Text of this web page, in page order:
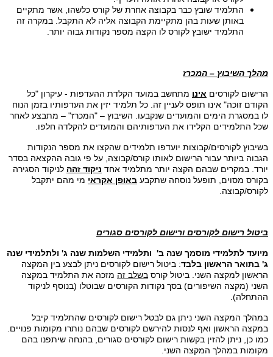
התלמיד שובץ כבר בקבוצה אחרת של קורס כלשהו, אשר מתקיים
באותן שעות בהן מתקיימת הקבוצה אליה לא התקבל. במקרה זה
התלמיד ישובץ לקורס לו הקצה מספר נקודות גבוה יותר.
מהלך השיבוץ – המכרז
הרישום לקורסים אינו מתחשב במועד הקלדת ההעדפות - עיקרון "כל
הקודם זוכה" אינו תופס לעניין זה. כל תלמיד יזין את העדפותיו בזמן הנוח
לו במסגרת הימים והמועדים שנקבעו. השיבוץ – "המכרז" – מתבצע לאחר
שכל התלמידים הקלידו את העדפותיהם והמועדים להקלדה חלפו.
בשיבוץ לקורסים/קבוצות יועדפו תלמידים שהקצו את מספר הנקודות
הגבוה ביותר עבור הרישום לאותו קורס/קבוצה, על פי גובה ההקצאה בסדר
יורד. במקרים שבהם הקצה יותר מתלמיד אחד ניקוד זהה לניקוד הסגירה
בקורס מסוים, תופעל נוסחה שתקבע באופן אקראי מי מהם יתקבל
לקורס/קבוצה.
ביטול רישום לקורסים ורישום לקורסים סגורים
מיועד לתלמידי מוסמך שנה ב' ותלמידי השלמות שנה ג' ולתלמידי שנה
ג' בתואר הראשון בלבד: ביטול רישום לקורסים ניתן לבצע בין המקצה
הראשון למקצה השני. ביטול קורס בשלב זה מזכה את התלמיד במקצה
השני (מקצה השיפורים) בסך נקודות הקורסים שבוטלו (בנוסף לניקוד
ההתחלה).
במהלך המקצה השני ניתן גם לבטל רישום לקורסים שהתלמיד קיבל
במקצה הראשון ואף לנסות להירשם לקורסים שבהם נותרו מקומות פנויים.
כמו כן, ניתן להזין בקשות רישום לקורסים סגורים, בהנחה שיתפנו בהם
מקומות במהלך המקצה השני.